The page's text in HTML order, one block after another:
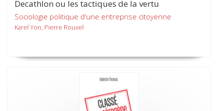
Decathlon ou les tactiques de la vertu
Sociologie politique d'une entreprise citoyenne
Karel Yon, Pierre Rouxel